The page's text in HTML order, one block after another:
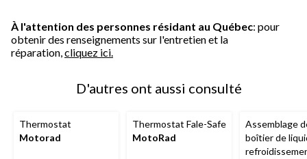
À l'attention des personnes résidant au Québec: pour
obtenir des renseignements sur l'entretien et la
réparation, cliquez ici.
D'autres ont aussi consulté
Thermostat
Motorad
Thermostat Fale-Safe
MotoRad
Assemblage
boîtier de